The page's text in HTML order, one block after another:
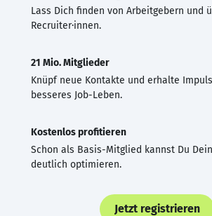
Lass Dich finden von Arbeitgebern und
Recruiter·innen.
21 Mio. Mitglieder
Knüpf neue Kontakte und erhalte
besseres Job-Leben.
Kostenlos profitieren
Schon als Basis-Mitglied kannst Du
deutlich optimieren.
Jetzt registrieren